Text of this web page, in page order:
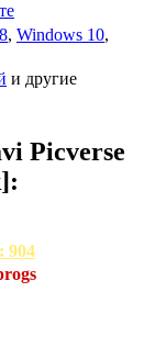
, Windows 10,
и другие
Picverse
904